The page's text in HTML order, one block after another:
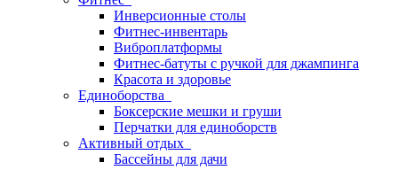
Инверсионные столы
Фитнес-инвентарь
Виброплатформы
Фитнес-батуты с ручкой для джампинга
Красота и здоровье
Единоборства
Боксерские мешки и груши
Перчатки для единоборств
Активный отдых
Бассейны для дачи